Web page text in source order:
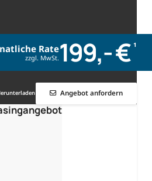
Rate
zzgl. MwSt. 199,- € 1
Angebot anfordern